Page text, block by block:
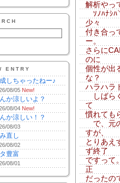
ENTRY
しちゃったねー♪
08/05 New!
か涼しいよ？
08/04 New!
か涼しい！？
08/03
直し
08/02
豊富
08/01
解析やっ
ｿﾉﾊﾅｼﾊ
少々
付き合っ
ー。
さらに
のに
個性が出
な？
ハラハラ
しばら
て
慣れても
で、元
すが、
とりあえ
ず終了
ですって
正
だったの